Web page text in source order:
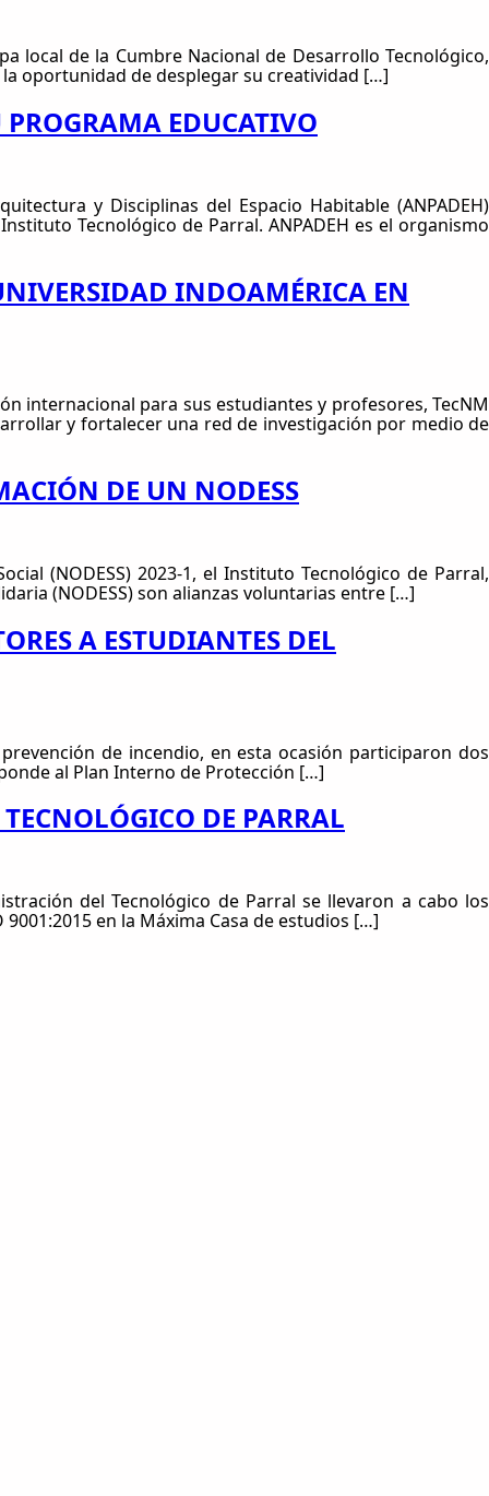
local de la Cumbre Nacional de Desarrollo Tecnológico,
la oportunidad de desplegar su creatividad […]
EDUCATIVO
y Disciplinas del Espacio Habitable (ANPADEH)
Tecnológico de Parral. ANPADEH es el organismo
INDOAMÉRICA EN
internacional para sus estudiantes y profesores, TecNM
y fortalecer una red de investigación por medio de
DE UN NODESS
(NODESS) 2023-1, el Instituto Tecnológico de Parral,
(NODESS) son alianzas voluntarias entre […]
A ESTUDIANTES DEL
de incendio, en esta ocasión participaron dos
al Plan Interno de Protección […]
DE PARRAL
del Tecnológico de Parral se llevaron a cabo los
en la Máxima Casa de estudios […]